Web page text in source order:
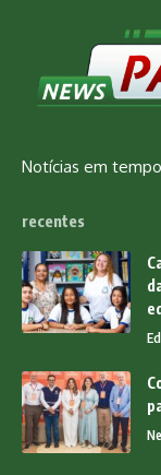
Notícias em
recentes